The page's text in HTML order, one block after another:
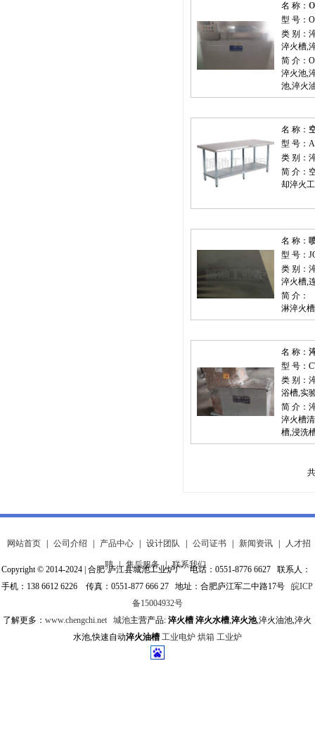
名 称：
型 号：
类 别：
淬火槽,
简 介：
淬火池,
池,淬火
名 称：
型 号：
类 别：
简 介：
却淬火
名 称：
型 号：
类 别：
淬火槽,
简 介：
淋淬火槽
名 称：
型 号：
类 别：
浴槽,实
简 介：
淬火槽
槽,浸洗
网站首页 公司介绍 产品中心 设计团队 公司证书 新闻资讯 人才招
聘 | 售后服务 | 联系我们
Copyright © 2014-2024 | 合肥·庐江县城池工业炉厂 电话：0551-8776 6627 联系人：
手机：138 6612 6226 传真：0551-877 666 27 地址：合肥庐江军二中路17号皖ICP
备15004932号
了解更多：www.chengchi.net 城池主营产品:淬火槽 淬火水槽,淬火池,淬火油池,淬火
水池,快速自动淬火油槽 工业电炉 烘箱 工业炉